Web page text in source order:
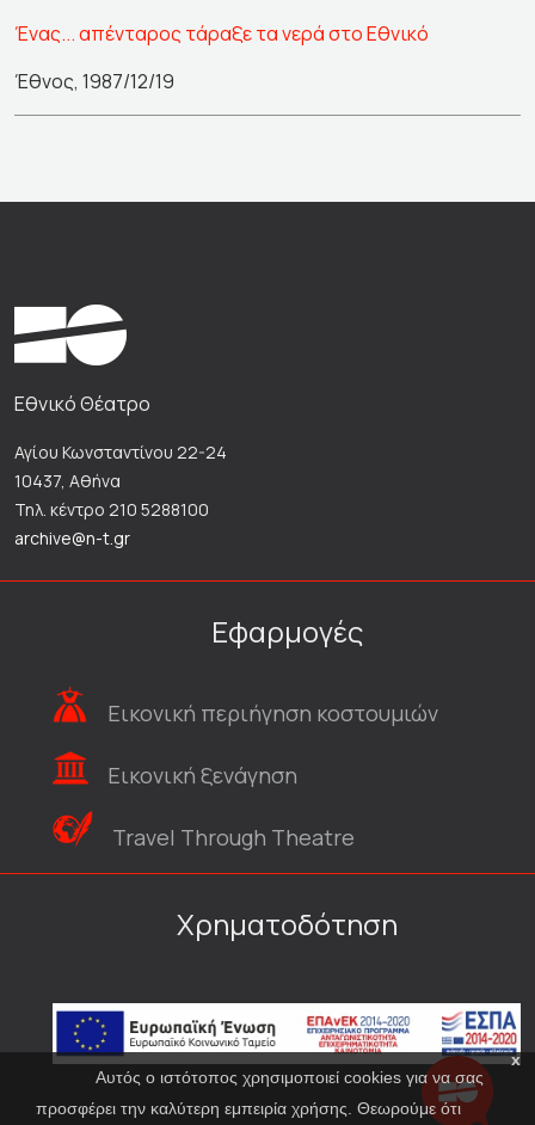
Ένας... απένταρος τάραξε τα νερά στο Εθνικό
Έθνος, 1987/12/19
x
Αυτός ο ιστότοπος χρησιμοποιεί cookies για να σας
προσφέρει την καλύτερη εμπειρία χρήσης. Θεωρούμε ότι
Εθνικό Θέατρο
Αγίου Κωνσταντίνου 22-24
10437, Αθήνα
Τηλ. κέντρο 210 5288100
archive@n-t.gr
Εφαρμογές
Εικονική περιήγηση κοστουμιών
Εικονική ξενάγηση
Travel Through Theatre
Χρηματοδότηση